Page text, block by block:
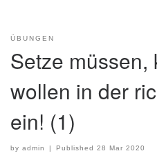
ÜBUNGEN
Setze müssen,
wollen in der
ein! (1)
by admin Published28 Mar 2020